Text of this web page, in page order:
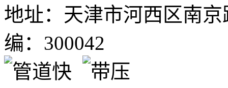
地址：天津市河西区南
编：300042